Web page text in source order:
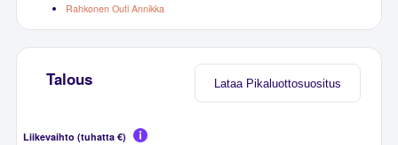
Rahkonen Outi Annikka
Lataa Pikaluottosuositus
Talous
Liikevaihto (tuhatta €)